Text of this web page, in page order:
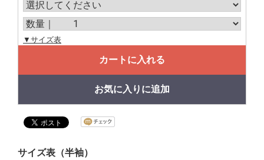
▼サイズ表
カートに入れる
お気に入りに追加
サイズ表（半袖）